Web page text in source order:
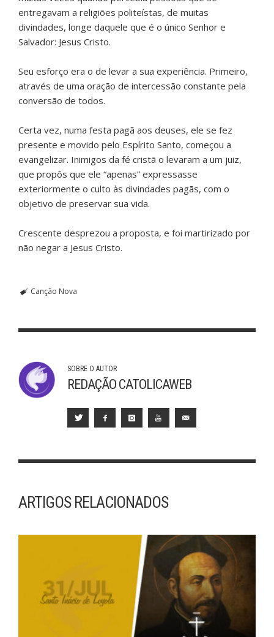
entregavam a religiões politeístas, de muitas
divindades, longe daquele que é o único Senhor e
Salvador: Jesus Cristo.
Seu esforço era o de levar a sua experiência. Primeiro,
através de uma oração de intercessão constante pela
conversão de todos.
Certa vez, numa festa pagã aos deuses, ele se fez
presente e movido pelo Espírito Santo, começou a
evangelizar. Inimigos da fé cristã o levaram a um juiz,
que propôs que ele “apenas” expressasse
exteriormente o culto às divindades pagãs, com o
objetivo de preservar sua vida.
Crescente desprezou a proposta, e foi martirizado por
não negar a Jesus Cristo.
Canção Nova
SOBRE O AUTOR
REDAÇÃO CATOLICAWEB
ARTIGOS RELACIONADOS